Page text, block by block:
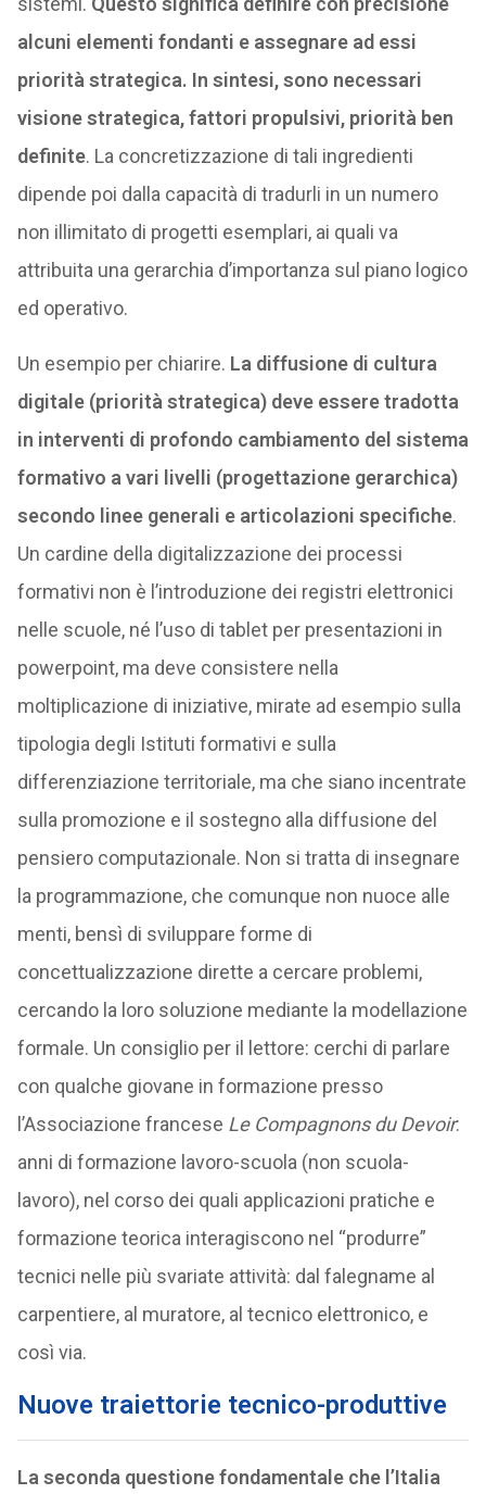
alcuni elementi fondanti e assegnare ad essi
priorità strategica. In sintesi, sono necessari
visione strategica, fattori propulsivi, priorità ben
definite. La concretizzazione di tali ingredienti
dipende poi dalla capacità di tradurli in un numero
non illimitato di progetti esemplari, ai quali va
attribuita una gerarchia d’importanza sul piano logico
ed operativo.
Un esempio per chiarire. La diffusione di cultura
digitale (priorità strategica) deve essere tradotta
in interventi di profondo cambiamento del sistema
formativo a vari livelli (progettazione gerarchica)
secondo linee generali e articolazioni specifiche.
Un cardine della digitalizzazione dei processi
formativi non è l’introduzione dei registri elettronici
nelle scuole, né l’uso di tablet per presentazioni in
powerpoint, ma deve consistere nella
moltiplicazione di iniziative, mirate ad esempio sulla
tipologia degli Istituti formativi e sulla
differenziazione territoriale, ma che siano incentrate
sulla promozione e il sostegno alla diffusione del
pensiero computazionale. Non si tratta di insegnare
la programmazione, che comunque non nuoce alle
menti, bensì di sviluppare forme di
concettualizzazione dirette a cercare problemi,
cercando la loro soluzione mediante la modellazione
formale. Un consiglio per il lettore: cerchi di parlare
con qualche giovane in formazione presso
l’Associazione francese Le Compagnons du Devoir:
anni di formazione lavoro-scuola (non scuola-
lavoro), nel corso dei quali applicazioni pratiche e
formazione teorica interagiscono nel “produrre”
tecnici nelle più svariate attività: dal falegname al
carpentiere, al muratore, al tecnico elettronico, e
così via.
Nuove traiettorie tecnico-produttive
La seconda questione fondamentale che l’Italia